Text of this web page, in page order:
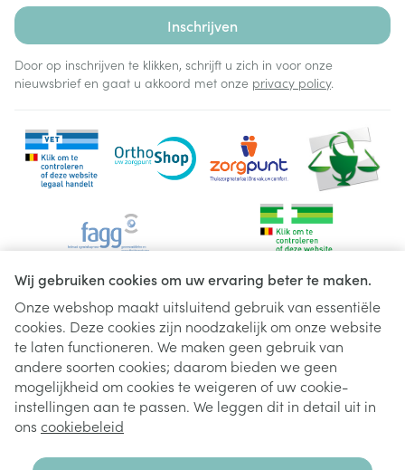
Wij gebruiken cookies om uw ervaring beter te maken.
Onze webshop maakt uitsluitend gebruik van essentiële
cookies. Deze cookies zijn noodzakelijk om onze website
te laten functioneren. We maken geen gebruik van
andere soorten cookies; daarom bieden we geen
mogelijkheid om cookies te weigeren of uw cookie-
instellingen aan te passen. We leggen dit in detail uit in
ons cookiebeleid
Inschrijven
Door op inschrijven te klikken, schrijft u zich in voor onze
nieuwsbrief en gaat u akkoord met onze privacy policy.
Juridische links